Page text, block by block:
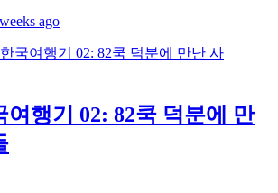
ago
여행기 02: 82쿡 덕분에 만